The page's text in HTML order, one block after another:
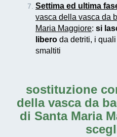
Settima ed ultima
vasca della vasca da
Maria Maggiore: si
libero da detriti, i
smaltiti
sostituzione
della vasca da
di Santa Maria